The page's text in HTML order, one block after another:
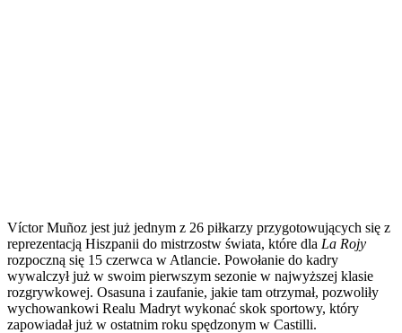
Víctor Muñoz jest już jednym z 26 piłkarzy przygotowujących się z
reprezentacją Hiszpanii do mistrzostw świata, które dla La Rojy
rozpoczną się 15 czerwca w Atlancie. Powołanie do kadry
wywalczył już w swoim pierwszym sezonie w najwyższej klasie
rozgrywkowej. Osasuna i zaufanie, jakie tam otrzymał, pozwoliły
wychowankowi Realu Madryt wykonać skok sportowy, który
zapowiadał już w ostatnim roku spędzonym w Castilli.